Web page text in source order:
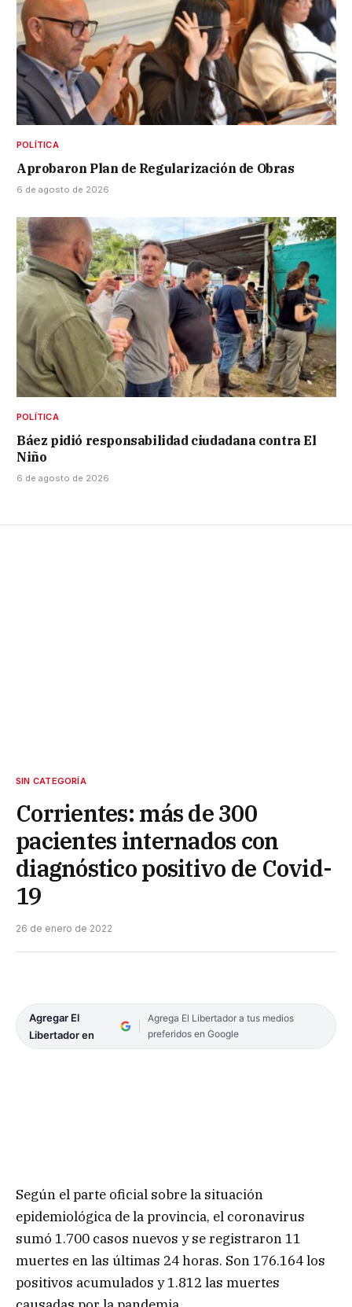
POLÍTICA
Aprobaron Plan de Regularización de Obras
6 de agosto de 2026
POLÍTICA
Báez pidió responsabilidad ciudadana contra El
Niño
6 de agosto de 2026
SIN CATEGORÍA
Corrientes: más de 300
pacientes internados con
diagnóstico positivo de Covid-
19
26 de enero de 2022
Agregar El
Libertador en
Agrega El Libertador a tus medios
preferidos en Google
Según el parte oficial sobre la situación
epidemiológica de la provincia, el coronavirus
sumó 1.700 casos nuevos y se registraron 11
muertes en las últimas 24 horas. Son 176.164 los
positivos acumulados y 1.812 las muertes